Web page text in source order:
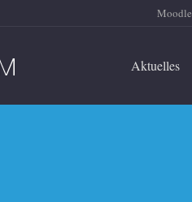
Moodle
Aktuelles